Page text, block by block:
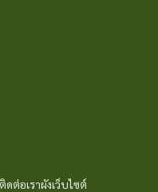
ติดต่อเราผังเว็บไซต์